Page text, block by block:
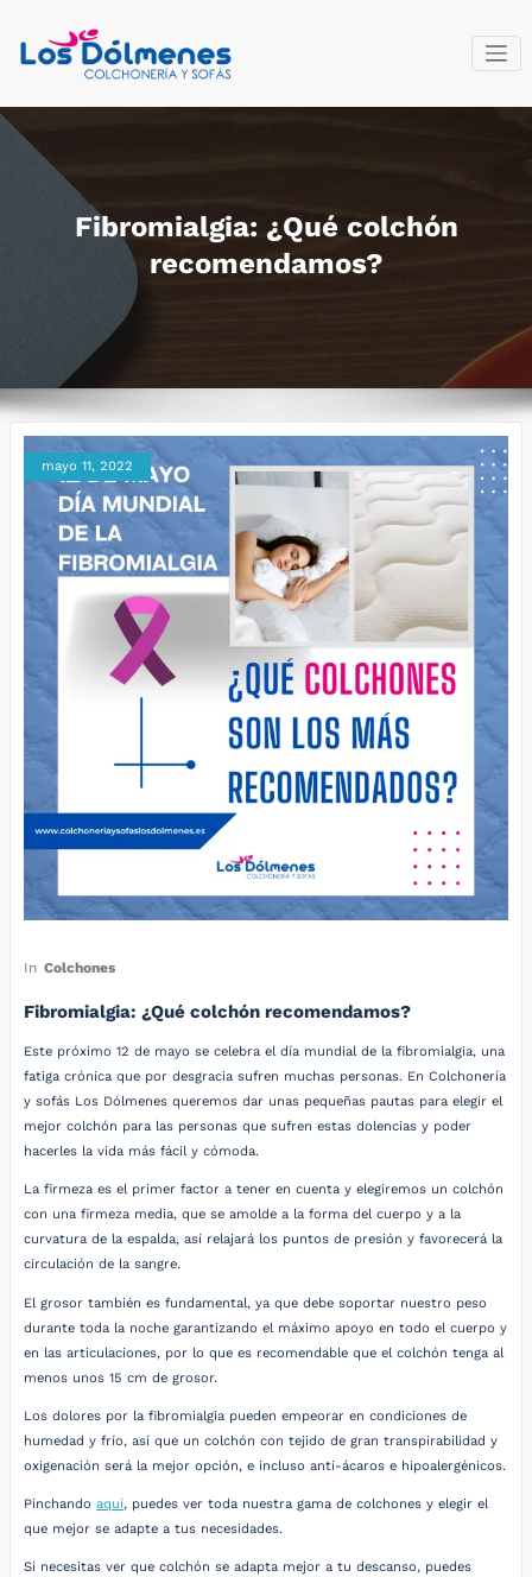
contenido
Colchonería
y sofás Los
Fabricantes del descanso
Fibromialgia: ¿Qué colchón
recomendamos?
mayo 11, 2022
In Colchones
Fibromialgia: ¿Qué colchón recomendamos?
Este próximo 12 de mayo se celebra el día mundial de la fibromialgia, una
fatiga crónica que por desgracia sufren muchas personas. En Colchonería
y sofás Los Dólmenes queremos dar unas pequeñas pautas para elegir el
mejor colchón para las personas que sufren estas dolencias y poder
hacerles la vida más fácil y cómoda.
La firmeza es el primer factor a tener en cuenta y elegiremos un colchón
con una firmeza media, que se amolde a la forma del cuerpo y a la
curvatura de la espalda, así relajará los puntos de presión y favorecerá la
circulación de la sangre.
El grosor también es fundamental, ya que debe soportar nuestro peso
durante toda la noche garantizando el máximo apoyo en todo el cuerpo y
en las articulaciones, por lo que es recomendable que el colchón tenga al
menos unos 15 cm de grosor.
Los dolores por la fibromialgia pueden empeorar en condiciones de
humedad y frío, así que un colchón con tejido de gran transpirabilidad y
oxigenación será la mejor opción, e incluso anti-ácaros e hipoalergénicos.
Pinchandoaquí, puedes ver toda nuestra gama de colchones y elegir el
que mejor se adapte a tus necesidades.
Si necesitas ver que colchón se adapta mejor a tu descanso, puedes